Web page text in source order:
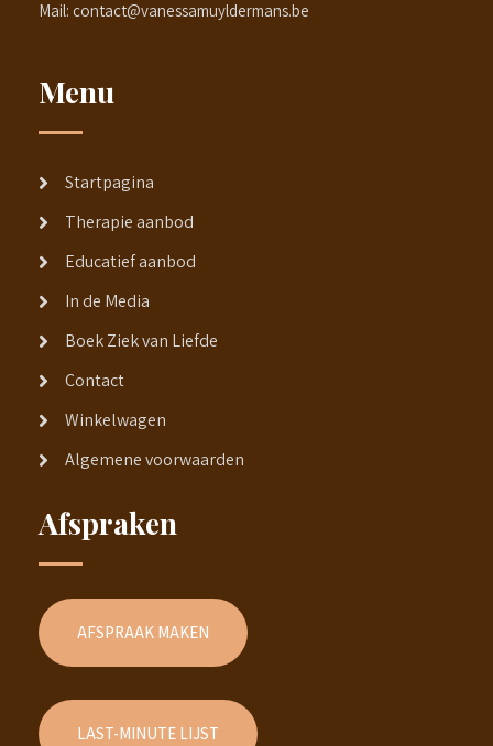
Mail: contact@vanessamuyldermans.be
Menu
Startpagina
Therapie aanbod
Educatief aanbod
In de Media
Boek Ziek van Liefde
Contact
Winkelwagen
Algemene voorwaarden
Afspraken
AFSPRAAK MAKEN
LAST-MINUTE LIJST